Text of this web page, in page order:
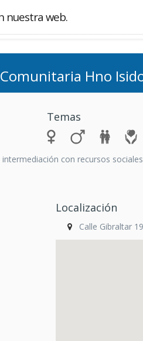
nuestra web.
Hno
Temas
con recursos
Localización
Calle Gibraltar